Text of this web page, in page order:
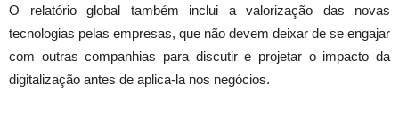
O relatório global também inclui a valorização das novas
tecnologias pelas empresas, que não devem deixar de se engajar
com outras companhias para discutir e projetar o impacto da
digitalização antes de aplica-la nos negócios.